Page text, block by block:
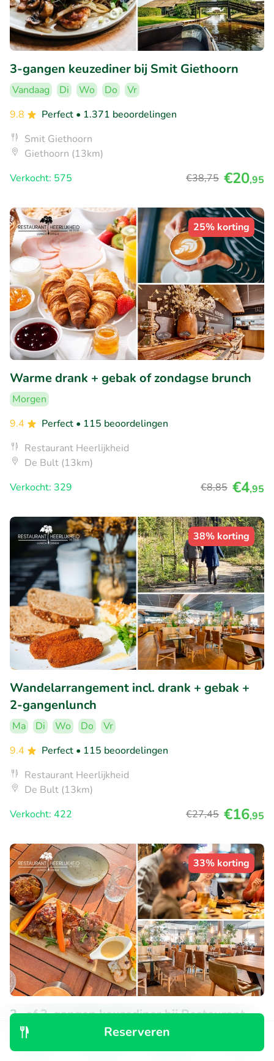
Reserveren
3-gangen keuzediner bij Smit Giethoorn
Vandaag Di Wo Do
Vr
9.8
Perfect • 1.371 beoordelingen
Smit Giethoorn
Giethoorn (13km)
Verkocht: 575
€38,75 €20,95
25% korting
Warme drank + gebak of zondagse brunch
Morgen
9.4
Perfect • 115 beoordelingen
Restaurant Heerlijkheid
De Bult (13km)
Verkocht: 329
€8,85 €4,95
38% korting
Wandelarrangement incl. drank + gebak +
2-gangenlunch
Ma Di Wo Do
Vr
9.4
Perfect • 115 beoordelingen
Restaurant Heerlijkheid
De Bult (13km)
Verkocht: 422
€27,45 €16,95
33% korting
2- of 3-gangen keuzediner bij Restaurant
Heerlijkheid
Ma Di Wo Do